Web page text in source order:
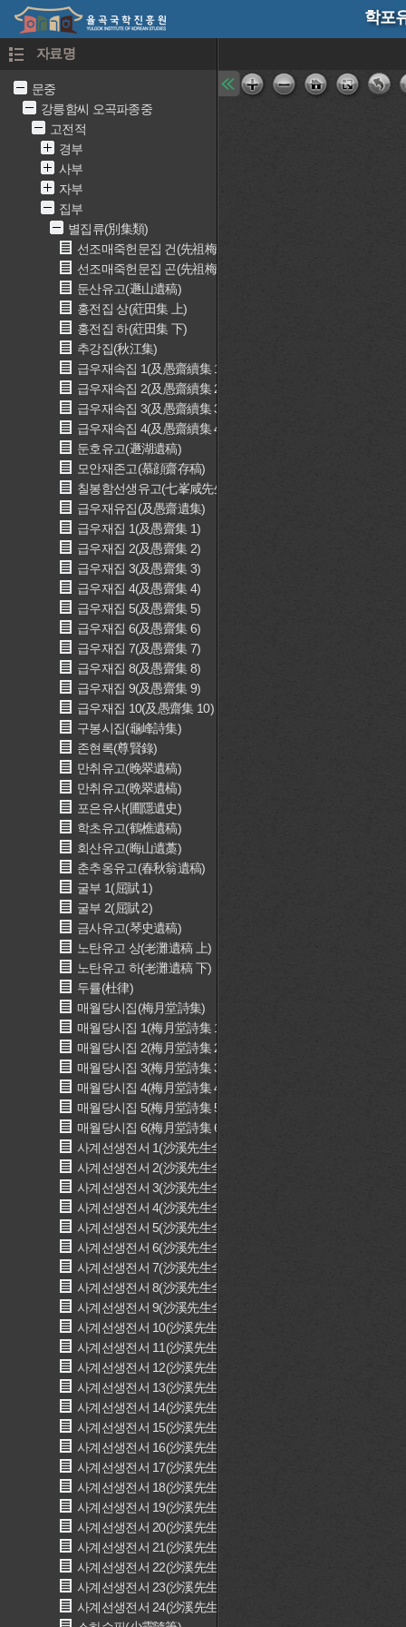
학포
자료명
문중
강릉함씨 오곡파종중
고전적
경부
사부
자부
집부
별집류(別集類)
선조매죽헌문집 건(先祖梅竹軒文集 乾)
선조매죽헌문집 곤(先祖梅竹軒文集 坤)
둔산유고(遯山遺稿)
홍전집 상(葒田集 上)
홍전집 하(葒田集 下)
추강집(秋江集)
급우재속집 1(及愚齋續集 1)
급우재속집 2(及愚齋續集 2)
급우재속집 3(及愚齋續集 3)
급우재속집 4(及愚齋續集 4)
둔호유고(遯湖遺稿)
모안재존고(慕顔齋存稿)
칠봉함선생유고(七峯咸先生遺稿)
급우재유집(及愚齋遺集)
급우재집 1(及愚齋集 1)
급우재집 2(及愚齋集 2)
급우재집 3(及愚齋集 3)
급우재집 4(及愚齋集 4)
급우재집 5(及愚齋集 5)
급우재집 6(及愚齋集 6)
급우재집 7(及愚齋集 7)
급우재집 8(及愚齋集 8)
급우재집 9(及愚齋集 9)
급우재집 10(及愚齋集 10)
구봉시집(龜峰詩集)
존현록(尊賢錄)
만취유고(晚翠遺稿)
만취유고(晩翠遺槁)
포은유사(圃隱遺史)
학초유고(鶴樵遺稿)
회산유고(晦山遺藁)
춘추옹유고(春秋翁遺稿)
굴부 1(屈賦 1)
굴부 2(屈賦 2)
금사유고(琴史遺稿)
노탄유고 상(老灘遺稿 上)
노탄유고 하(老灘遺稿 下)
두률(杜律)
매월당시집(梅月堂詩集)
매월당시집 1(梅月堂詩集 1)
매월당시집 2(梅月堂詩集 2)
매월당시집 3(梅月堂詩集 3)
매월당시집 4(梅月堂詩集 4)
매월당시집 5(梅月堂詩集 5)
매월당시집 6(梅月堂詩集 6)
사계선생전서 1(沙溪先生全書 1)
사계선생전서 2(沙溪先生全書 2)
사계선생전서 3(沙溪先生全書 3)
사계선생전서 4(沙溪先生全書 4)
사계선생전서 5(沙溪先生全書 5)
사계선생전서 6(沙溪先生全書 6)
사계선생전서 7(沙溪先生全書 7)
사계선생전서 8(沙溪先生全書 8)
사계선생전서 9(沙溪先生全書 9)
사계선생전서 10(沙溪先生全書 10)
사계선생전서 11(沙溪先生全書 11)
사계선생전서 12(沙溪先生全書 12)
사계선생전서 13(沙溪先生全書 13)
사계선생전서 14(沙溪先生全書 14)
사계선생전서 15(沙溪先生全書 15)
사계선생전서 16(沙溪先生全書 16)
사계선생전서 17(沙溪先生全書 17)
사계선생전서 18(沙溪先生全書 18)
사계선생전서 19(沙溪先生全書 19)
사계선생전서 20(沙溪先生全書 20)
사계선생전서 21(沙溪先生全書 21)
사계선생전서 22(沙溪先生全書 22)
사계선생전서 23(沙溪先生全書 23)
사계선생전서 24(沙溪先生全書 24)